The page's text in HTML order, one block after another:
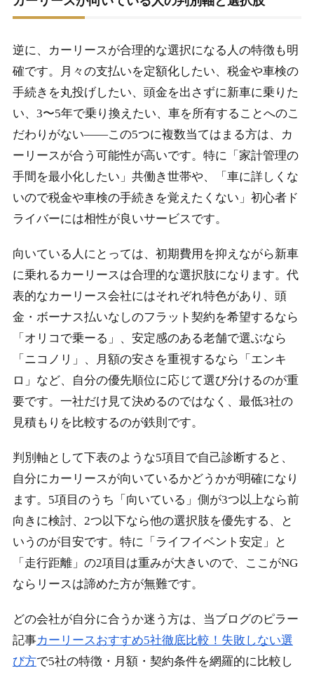
逆に、カーリースが合理的な選択になる人の特徴も明
確です。月々の支払いを定額化したい、税金や車検の
手続きを丸投げしたい、頭金を出さずに新車に乗りた
い、3〜5年で乗り換えたい、車を所有することへのこ
だわりがない――この5つに複数当てはまる方は、カ
ーリースが合う可能性が高いです。特に「家計管理の
手間を最小化したい」共働き世帯や、「車に詳しくな
いので税金や車検の手続きを覚えたくない」初心者ド
ライバーには相性が良いサービスです。
向いている人にとっては、初期費用を抑えながら新車
に乗れるカーリースは合理的な選択肢になります。代
表的なカーリース会社にはそれぞれ特色があり、頭
金・ボーナス払いなしのフラット契約を希望するなら
「オリコで乗ーる」、安定感のある老舗で選ぶなら
「ニコノリ」、月額の安さを重視するなら「エンキ
ロ」など、自分の優先順位に応じて選び分けるのが重
要です。一社だけ見て決めるのではなく、最低3社の
見積もりを比較するのが鉄則です。
判別軸として下表のような5項目で自己診断すると、
自分にカーリースが向いているかどうかが明確になり
ます。5項目のうち「向いている」側が3つ以上なら前
向きに検討、2つ以下なら他の選択肢を優先する、と
いうのが目安です。特に「ライフイベント安定」と
「走行距離」の2項目は重みが大きいので、ここがNG
ならリースは諦めた方が無難です。
どの会社が自分に合うか迷う方は、当ブログのピラー
記事カーリースおすすめ5社徹底比較！失敗しない選
び方で5社の特徴・月額・契約条件を網羅的に比較し